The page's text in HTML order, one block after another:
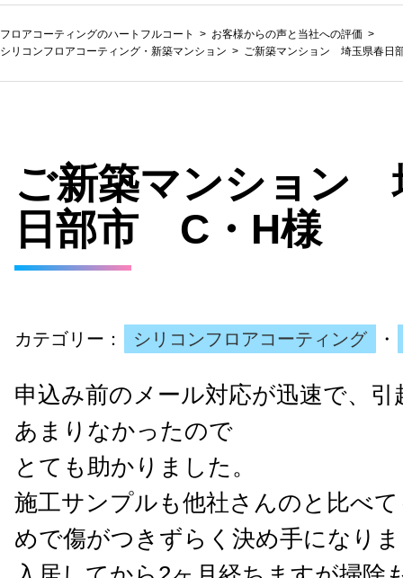
フロアコーティングのハートフルコート
お客様からの声と当社への評価
シリコンフロアコーティング ・ 新築マンション ご新築マンション 埼玉県春日
ご新築マンション
日部市 C・H様
カテゴリー： シリコンフロアコーティング ・
申込み前のメール対応が迅速で、
あまりなかったので
とても助かりました。
施工サンプルも他社さんのと比べ
めで傷がつきずらく決め手になり